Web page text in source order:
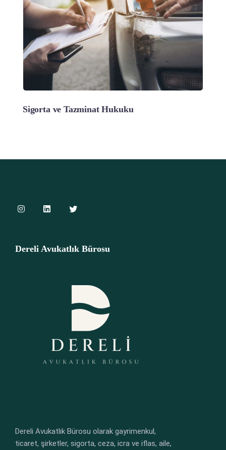
Sigorta ve Tazminat Hukuku
Dereli Avukatlık Bürosu
Dereli Avukatlık Bürosu olarak gayrimenkul,
ticaret, şirketler, sigorta, ceza, icra ve iflas, aile,